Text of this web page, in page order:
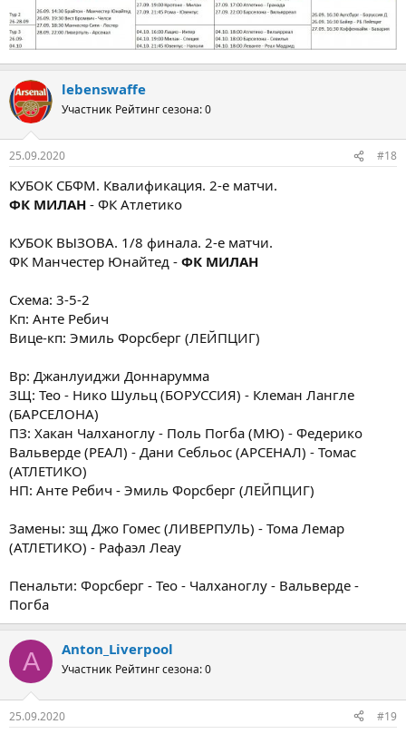
lebenswaffe
Участник Рейтинг сезона: 0
25.09.2020 #18
КУБОК СБФМ. Квалификация. 2-е матчи.
ФК МИЛАН - ФК Атлетико
КУБОК ВЫЗОВА. 1/8 финала. 2-е матчи.
ФК Манчестер Юнайтед - ФК МИЛАН
Схема: 3-5-2
Кп: Анте Ребич
Вице-кп: Эмиль Форсберг (ЛЕЙПЦИГ)
Вр: Джанлуиджи Доннарумма
ЗЩ: Тео - Нико Шульц (БОРУССИЯ) - Клеман Лангле
(БАРСЕЛОНА)
ПЗ: Хакан Чалханоглу - Поль Погба (МЮ) - Федерико
Вальверде (РЕАЛ) - Дани Себльос (АРСЕНАЛ) - Томас
(АТЛЕТИКО)
НП: Анте Ребич - Эмиль Форсберг (ЛЕЙПЦИГ)
Замены: зщ Джо Гомес (ЛИВЕРПУЛЬ) - Тома Лемар
(АТЛЕТИКО) - Рафаэл Леау
Пенальти: Форсберг - Тео - Чалханоглу - Вальверде -
Погба
A Anton_Liverpool
Участник Рейтинг сезона: 0
25.09.2020 #19